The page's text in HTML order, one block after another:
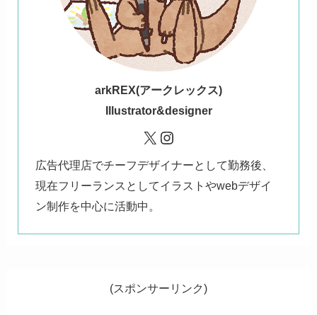
arkREX(アークレックス)
Illustrator&designer
X Instagram
広告代理店でチーフデザイナーとして勤務後、
現在フリーランスとしてイラストやwebデザイ
ン制作を中心に活動中。
(スポンサーリンク)